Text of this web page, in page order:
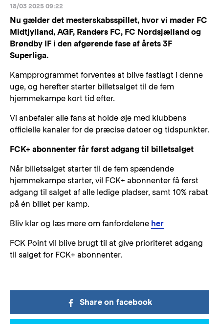
18/03 2025 09:22
Nu gælder det mesterskabsspillet, hvor vi møder FC
Midtjylland, AGF, Randers FC, FC Nordsjælland og
Brøndby IF i den afgørende fase af årets 3F
Superliga.
Kampprogrammet forventes at blive fastlagt i denne
uge, og herefter starter billetsalget til de fem
hjemmekampe kort tid efter.
Vi anbefaler alle fans at holde øje med klubbens
officielle kanaler for de præcise datoer og tidspunkter.
FCK+ abonnenter får først adgang til billetsalget
Når billetsalget starter til de fem spændende
hjemmekampe starter, vil FCK+ abonnenter få først
adgang til salget af alle ledige pladser, samt 10% rabat
på én billet per kamp.
Bliv klar og læs mere om fanfordelene her
FCK Point vil blive brugt til at give prioriteret adgang
til salget for FCK+ abonnenter.
Share on facebook